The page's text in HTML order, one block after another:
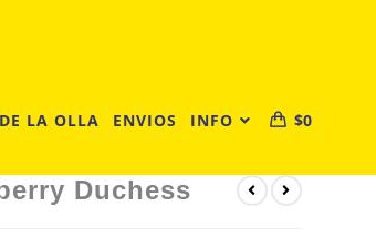
LA OLLA ENVIOS INFO $0
Duchess